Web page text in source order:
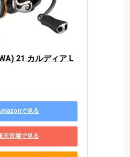
21 カルディア L
で見る
天市場で見る